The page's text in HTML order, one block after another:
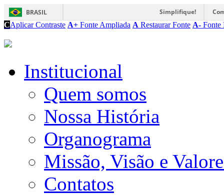
BRASIL Simplifique!
CAplicar Contraste A+ Fonte Ampliada A Restaurar Fonte A- Fonte
Institucional
Quem somos
Nossa História
Organograma
Missão, Visão e
Contatos